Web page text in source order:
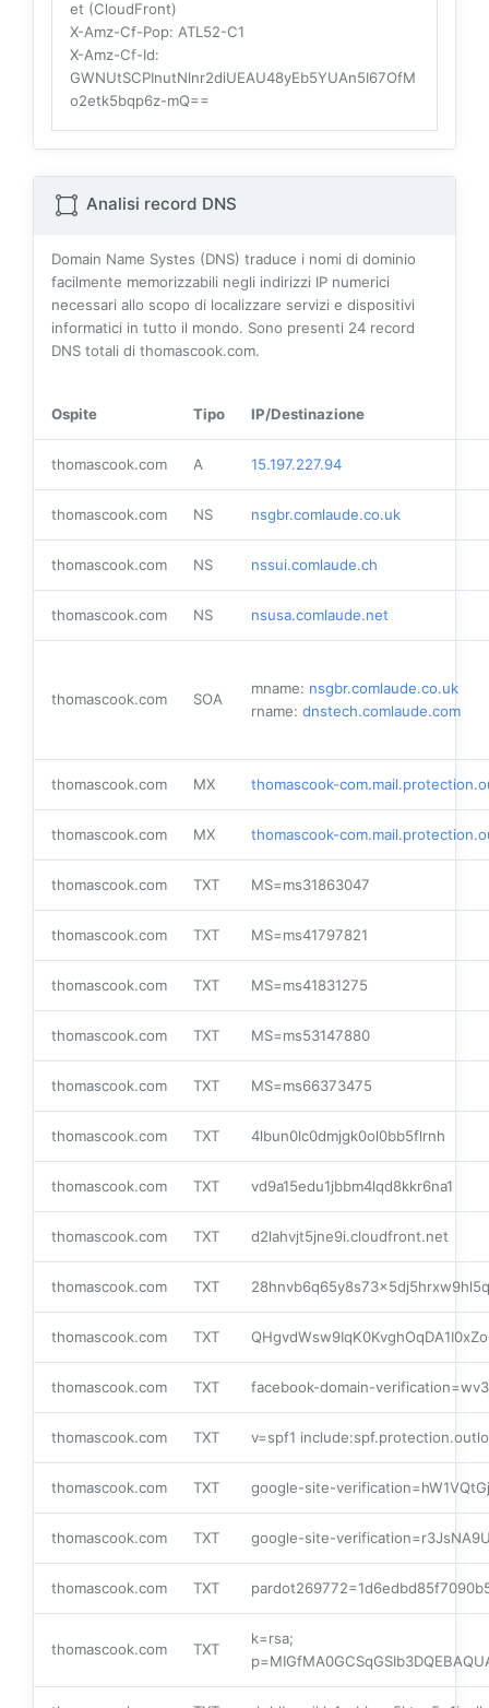
et (CloudFront)
X-Amz-Cf-Pop: ATL52-C1
X-Amz-Cf-Id:
GWNUtSCPInutNlnr2diUEAU48yEb5YUAn5I67OfM
o2etk5bqp6z-mQ==
Analisi record DNS
Domain Name Systes (DNS) traduce i nomi di dominio
facilmente memorizzabili negli indirizzi IP numerici
necessari allo scopo di localizzare servizi e dispositivi
informatici in tutto il mondo. Sono presenti 24 record
DNS totali di thomascook.com.
Ospite Tipo IP/Destinazione
thomascook.com A 15.197.227.94
thomascook.com NS nsgbr.comlaude.co.uk
thomascook.com NS nssui.comlaude.ch
thomascook.com NS nsusa.comlaude.net
thomascook.com SOA
mname: nsgbr.comlaude.co.uk
rname: dnstech.comlaude.com
thomascook.com MX thomascook-
thomascook.com MX thomascook-
thomascook.com TXT MS=ms31863047
thomascook.com TXT MS=ms41797821
thomascook.com TXT MS=ms41831275
thomascook.com TXT MS=ms53147880
thomascook.com TXT MS=ms66373475
thomascook.com TXT 4lbun0lc0dmjgk0ol0bb5flrnh
thomascook.com TXT vd9a15edu1jbbm4lqd8kkr6na1
thomascook.com TXT d2lahvjt5jne9i.cloudfront.net
thomascook.com TXT
thomascook.com TXT
thomascook.com TXT facebook-domain-
thomascook.com TXT v=spf1
thomascook.com TXT google-site-
thomascook.com TXT google-site-
thomascook.com TXT
thomascook.com TXT
k=rsa;